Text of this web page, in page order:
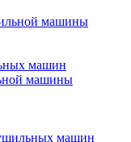
машины
машин
машины
машин